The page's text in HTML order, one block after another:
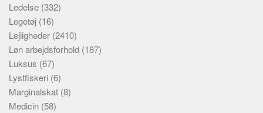
Ledelse (332)
Legetøj (16)
Lejligheder (2410)
Løn arbejdsforhold (187)
Luksus (67)
Lystfiskeri (6)
Marginalskat (8)
Medicin (58)